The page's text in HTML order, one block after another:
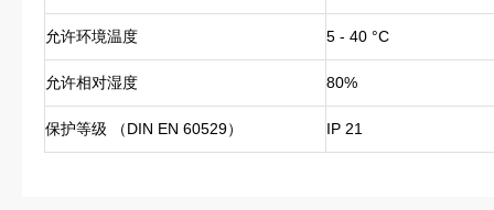
允许环境温度 5 - 40 °C
允许相对湿度 80%
保护等级 （DIN EN 60529） IP 21